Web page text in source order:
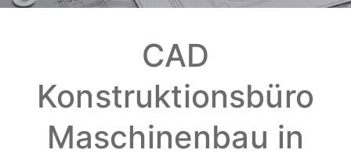
CAD
Konstruktionsbüro
Maschinenbau in